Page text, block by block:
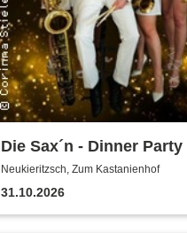
Die Sax´n - Dinner Party
Neukieritzsch, Zum Kastanienhof
31.10.2026